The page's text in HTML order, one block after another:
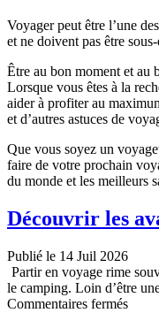
Voyager peut être l’une
et ne doivent pas être sous-
Être au bon moment et au
Lorsque vous êtes à la
aider à profiter au
et d’autres astuces de
Que vous soyez un
faire de votre prochain
du monde et les meilleurs
Découvrir les
Publié le 14 Juil 2026
Partir en voyage rime
le camping. Loin d’être
Commentaires ferméssur